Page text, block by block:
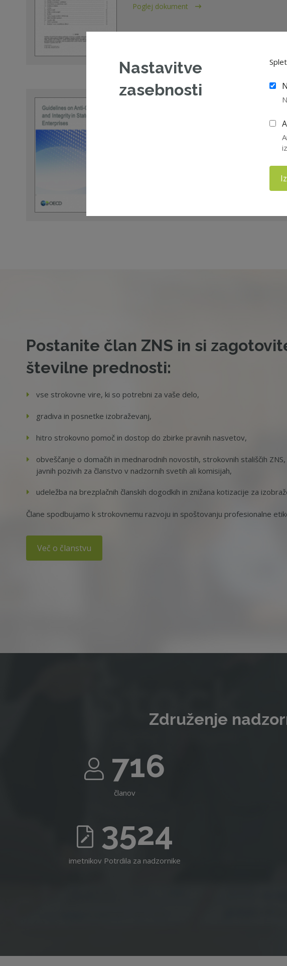
Poglej dokument
OECD Guidelines on Anti-
The Recommendation of the Council on
Postanite član ZNS in si
številne prednosti:
vse strokovne vire, ki so potrebni za vaše delo,
gradiva in posnetke izobraževanj,
hitro strokovno pomoč in dostop do zbirke pravnih nasvetov,
obveščanje o domačih in mednarodnih novostih, strokovnih stališčih
javnih pozivih za članstvo v nadzornih svetih ali komisijah,
udeležba na brezplačnih članskih dogodkih in znižana kotizacije za
Člane spodbujamo k strokovnemu razvoju in spoštovanju profesionalne
Več o članstvu
Združenje
716
članov
3524
imetnikov Potrdila za nadzornike
Nastavitve
zasebnosti